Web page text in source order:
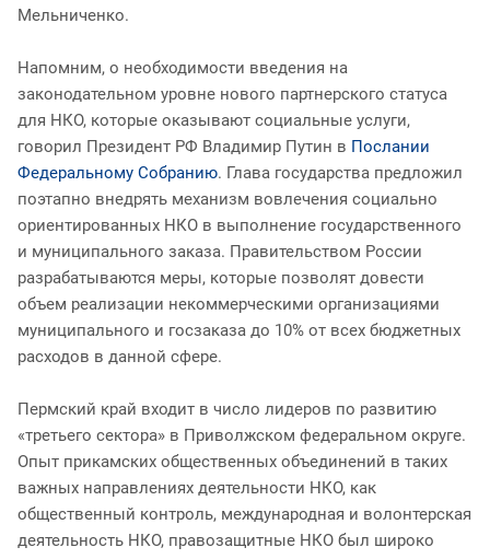
Мельниченко.
Напомним, о необходимости введения на
законодательном уровне нового партнерского статуса
для НКО, которые оказывают социальные услуги,
говорил Президент РФ Владимир Путин в Послании
Федеральному Собранию. Глава государства предложил
поэтапно внедрять механизм вовлечения социально
ориентированных НКО в выполнение государственного
и муниципального заказа. Правительством России
разрабатываются меры, которые позволят довести
объем реализации некоммерческими организациями
муниципального и госзаказа до 10% от всех бюджетных
расходов в данной сфере.
Пермский край входит в число лидеров по развитию
«третьего сектора» в Приволжском федеральном округе.
Опыт прикамских общественных объединений в таких
важных направлениях деятельности НКО, как
общественный контроль, международная и волонтерская
деятельность НКО, правозащитные НКО был широко